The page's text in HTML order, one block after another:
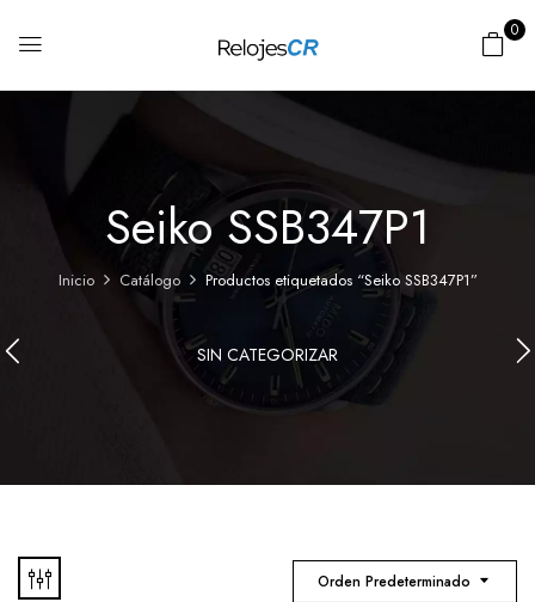
0
Seiko SSB347P1
Inicio Catálogo Productos etiquetados “Seiko SSB347P1”
SIN CATEGORIZAR
Orden Predeterminado